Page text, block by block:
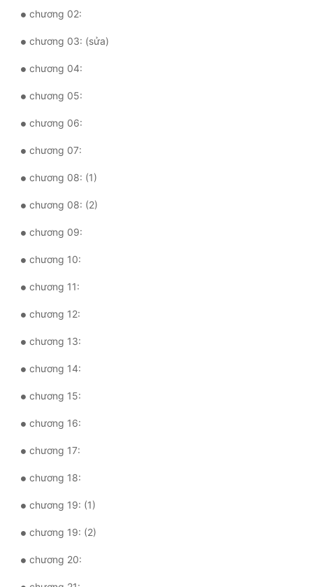
Tu Chân
Tu Tiên
Tội Phạm
Vô Địch
Võ Hiệp
Võng Du
Xuyên Không
Xuyên Nhanh
Xuyên Sách
Cẩu Đạo Trường Sinh
chương 02:
chương 03: (sửa)
chương 04:
chương 05:
chương 06:
chương 07:
chương 08: (1)
chương 08: (2)
chương 09:
chương 10:
chương 11:
chương 12:
chương 13:
chương 14:
chương 15:
chương 16:
chương 17:
chương 18:
chương 19: (1)
chương 19: (2)
chương 20: